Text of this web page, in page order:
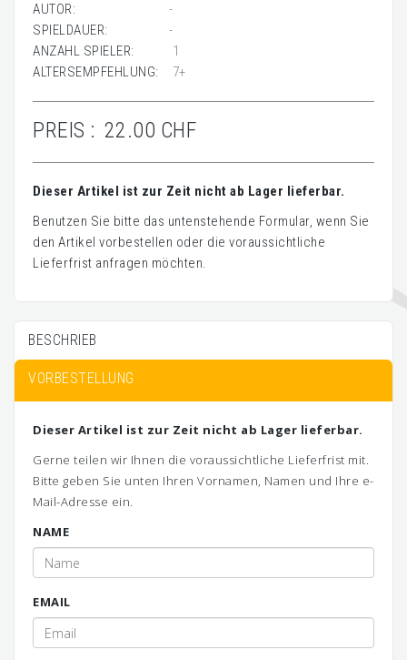
AUTOR:
-
SPIELDAUER:
-
ANZAHL SPIELER:
1
ALTERSEMPFEHLUNG:
7+
PREIS : 22.00 CHF
Dieser Artikel ist zur Zeit nicht ab Lager lieferbar.
Benutzen Sie bitte das untenstehende Formular, wenn Sie
den Artikel vorbestellen oder die voraussichtliche
Lieferfrist anfragen möchten.
BESCHRIEB
VORBESTELLUNG
Dieser Artikel ist zur Zeit nicht ab Lager lieferbar.
Gerne teilen wir Ihnen die voraussichtliche Lieferfrist mit.
Bitte geben Sie unten Ihren Vornamen, Namen und Ihre e-
Mail-Adresse ein.
NAME
EMAIL